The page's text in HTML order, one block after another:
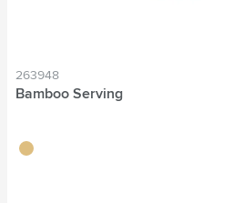
263948
Bamboo Serving
brun bois